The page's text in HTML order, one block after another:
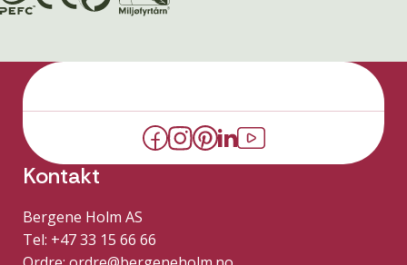
Kontakt
Bergene Holm AS
Tel: +47 33 15 66 66